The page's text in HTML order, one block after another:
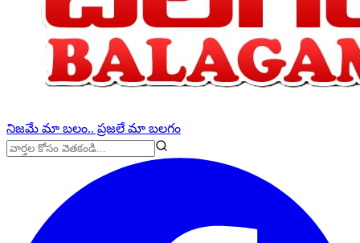
నిజమే మా బలం.. ప్రజలే మా బలగం